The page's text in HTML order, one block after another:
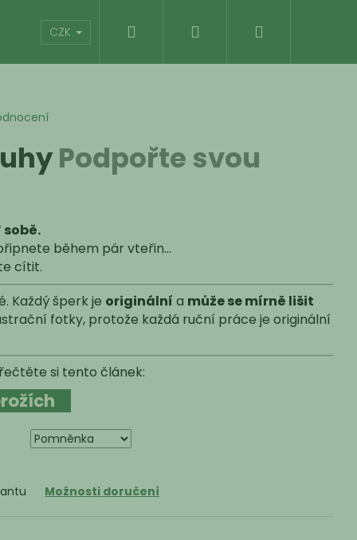
Kontakty Hodnocení obchodu
CZK Přihlášení
Podpořte svou
sobě.
během pár vteřin…
cítit.
Každý šperk je originální a může se mírně lišit
fotky, protože každá ruční práce je originální
si tento článek:
Možnosti doručení